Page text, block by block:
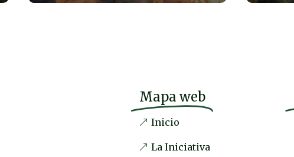
Mapa web
Inicio
La Iniciativa